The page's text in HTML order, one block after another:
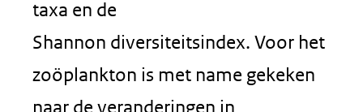
taxa en de
Shannon diversiteitsindex. Voor het
zoöplankton is met name gekeken
naar de veranderingen in